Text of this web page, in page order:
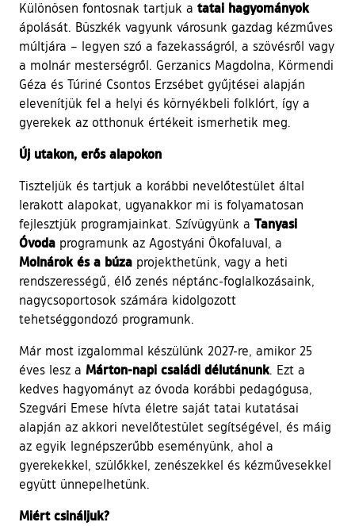
Különösen fontosnak tartjuk a tatai hagyományok
ápolását. Büszkék vagyunk városunk gazdag kézműves
múltjára – legyen szó a fazekasságról, a szövésről vagy
a molnár mesterségről. Gerzanics Magdolna, Körmendi
Géza és Túriné Csontos Erzsébet gyűjtései alapján
elevenítjük fel a helyi és környékbeli folklórt, így a
gyerekek az otthonuk értékeit ismerhetik meg.
Új utakon, erős alapokon
Tiszteljük és tartjuk a korábbi nevelőtestület által
lerakott alapokat, ugyanakkor mi is folyamatosan
fejlesztjük programjainkat. Szívügyünk a Tanyasi
Óvoda programunk az Agostyáni Ökofaluval, a
Molnárok és a búza projekthetünk, vagy a heti
rendszerességű, élő zenés néptánc-foglalkozásaink,
nagycsoportosok számára kidolgozott
tehetséggondozó programunk.
Már most izgalommal készülünk 2027-re, amikor 25
éves lesz a Márton-napi családi délutánunk. Ezt a
kedves hagyományt az óvoda korábbi pedagógusa,
Szegvári Emese hívta életre saját tatai kutatásai
alapján az akkori nevelőtestület segítségével, és máig
az egyik legnépszerűbb eseményünk, ahol a
gyerekekkel, szülőkkel, zenészekkel és kézművesekkel
együtt ünnepelhetünk.
Miért csináljuk?